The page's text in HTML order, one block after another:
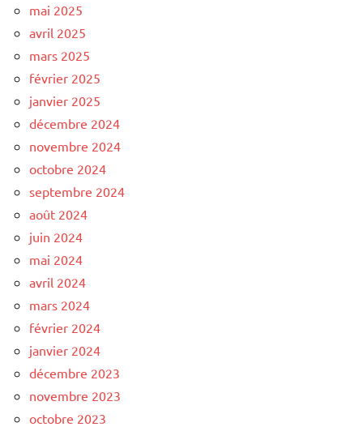
mai 2025
avril 2025
mars 2025
février 2025
janvier 2025
décembre 2024
novembre 2024
octobre 2024
septembre 2024
août 2024
juin 2024
mai 2024
avril 2024
mars 2024
février 2024
janvier 2024
décembre 2023
novembre 2023
octobre 2023